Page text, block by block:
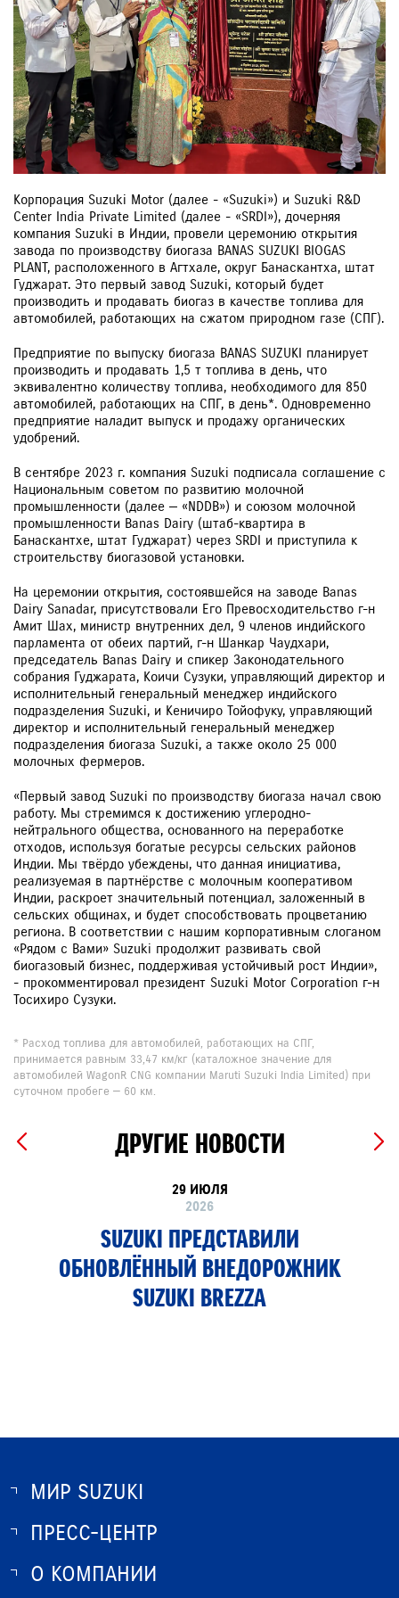
Корпорация Suzuki Motor (далее - «Suzuki») и Suzuki R&D
Center India Private Limited (далее - «SRDI»), дочерняя
компания Suzuki в Индии, провели церемонию открытия
завода по производству биогаза BANAS SUZUKI BIOGAS
PLANT, расположенного в Агтхале, округ Банаскантха, штат
Гуджарат. Это первый завод Suzuki, который будет
производить и продавать биогаз в качестве топлива для
автомобилей, работающих на сжатом природном газе (СПГ).
Предприятие по выпуску биогаза BANAS SUZUKI планирует
производить и продавать 1,5 т топлива в день, что
эквивалентно количеству топлива, необходимого для 850
автомобилей, работающих на СПГ, в день*. Одновременно
предприятие наладит выпуск и продажу органических
удобрений.
В сентябре 2023 г. компания Suzuki подписала соглашение с
Национальным советом по развитию молочной
промышленности (далее — «NDDB») и союзом молочной
промышленности Banas Dairy (штаб-квартира в
Банаскантхе, штат Гуджарат) через SRDI и приступила к
строительству биогазовой установки.
На церемонии открытия, состоявшейся на заводе Banas
Dairy Sanadar, присутствовали Его Превосходительство г-н
Амит Шах, министр внутренних дел, 9 членов индийского
парламента от обеих партий, г-н Шанкар Чаудхари,
председатель Banas Dairy и спикер Законодательного
собрания Гуджарата, Коичи Сузуки, управляющий директор и
исполнительный генеральный менеджер индийского
подразделения Suzuki, и Кеничиро Тойофуку, управляющий
директор и исполнительный генеральный менеджер
подразделения биогаза Suzuki, а также около 25 000
молочных фермеров.
«Первый завод Suzuki по производству биогаза начал свою
работу. Мы стремимся к достижению углеродно-
нейтрального общества, основанного на переработке
отходов, используя богатые ресурсы сельских районов
Индии. Мы твёрдо убеждены, что данная инициатива,
реализуемая в партнёрстве с молочным кооперативом
Индии, раскроет значительный потенциал, заложенный в
сельских общинах, и будет способствовать процветанию
региона. В соответствии с нашим корпоративным слоганом
«Рядом с Вами» Suzuki продолжит развивать свой
биогазовый бизнес, поддерживая устойчивый рост Индии»,
- прокомментировал президент Suzuki Motor Corporation г-н
Тосихиро Сузуки.
* Расход топлива для автомобилей, работающих на СПГ,
принимается равным 33,47 км/кг (каталожное значение для
автомобилей WagonR CNG компании Maruti Suzuki India Limited) при
суточном пробеге — 60 км.
ДРУГИЕ НОВОСТИ
29 ИЮЛЯ
2026
SUZUKI ПРЕДСТАВИЛИ
ОБНОВЛЁННЫЙ ВНЕДОРОЖНИК
SUZUKI BREZZA
МИР SUZUKI
О SUZUKI
ПРЕСС-ЦЕНТР
НОВОСТИ
О КОМПАНИИ